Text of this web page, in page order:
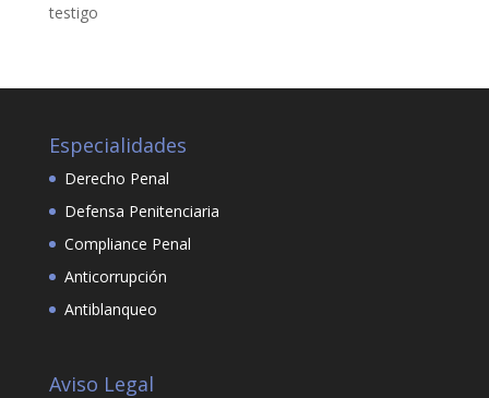
testigo
Especialidades
Derecho Penal
Defensa Penitenciaria
Compliance Penal
Anticorrupción
Antiblanqueo
Aviso Legal